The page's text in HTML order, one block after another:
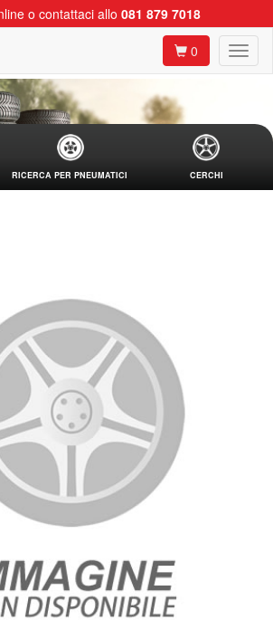
o contattaci allo 081 879 7018
0
RICERCA PER PNEUMATICI CERCHI